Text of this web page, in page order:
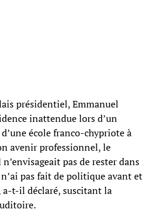
présidentiel, Emmanuel
inattendue lors d’un
d’une école franco-chypriote à
avenir professionnel, le
pas de rester dans
pas fait de politique avant et
a-t-il déclaré, suscitant la